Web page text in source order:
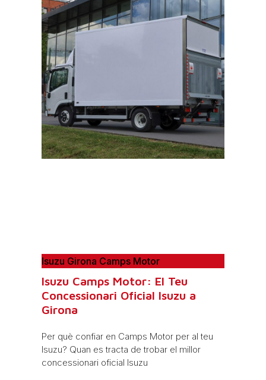
Isuzu Girona Camps Motor
Isuzu Camps Motor: El Teu
Concessionari Oficial Isuzu a
Girona
Per què confiar en Camps Motor per al teu
Isuzu? Quan es tracta de trobar el millor
concessionari oficial Isuzu